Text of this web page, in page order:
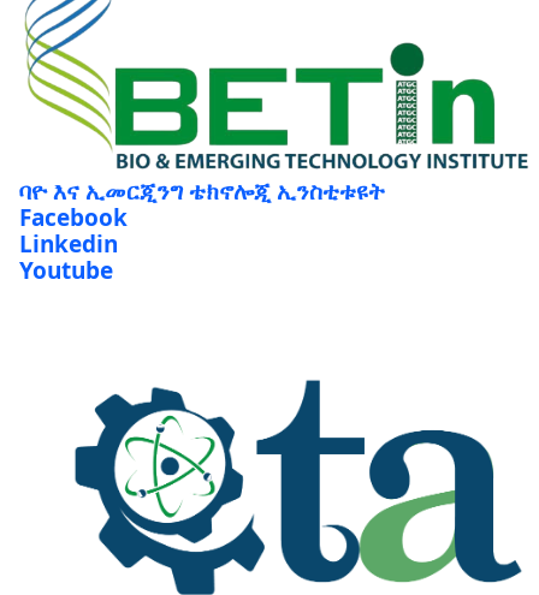
ባዮ እና ኢመርጂንግ ቴክኖሎጂ ኢንስቲቱዩት
Facebook
Linkedin
Youtube